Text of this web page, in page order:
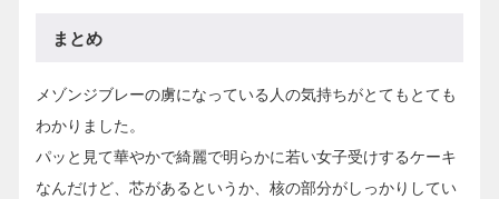
まとめ
メゾンジブレーの虜になっている人の気持ちがとてもとても
わかりました。
パッと見て華やかで綺麗で明らかに若い女子受けするケーキ
なんだけど、芯があるというか、核の部分がしっかりしてい